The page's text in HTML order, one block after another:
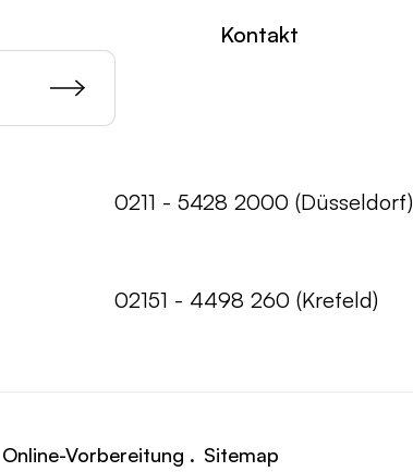
Kontakt
0211 - 5428 2000 (Düsseldorf)
02151 - 4498 260 (Krefeld)
Online-Vorbereitung . Sitemap